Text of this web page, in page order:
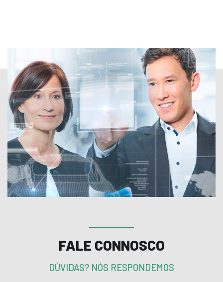
FALE CONNOSCO
DÚVIDAS? NÓS RESPONDEMOS